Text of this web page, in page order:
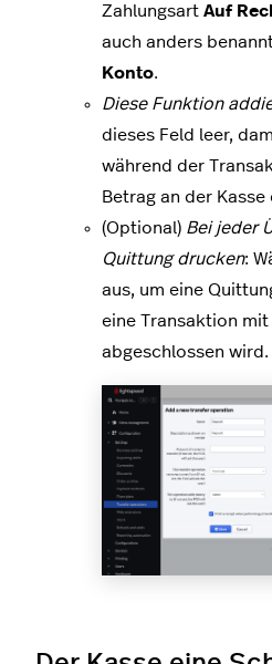
Zahlungsart Auf
auch anders
Konto.
Diese Funktion
dieses Feld leer,
während der
Betrag an der
(Optional) Bei jeder
Quittung drucken:
aus, um eine
eine Transaktion
abgeschlossen wird.